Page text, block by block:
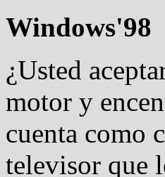
Windows'98
¿Usted
motor y
cuenta como
televisor que